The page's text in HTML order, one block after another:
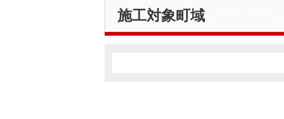
施工対象町域